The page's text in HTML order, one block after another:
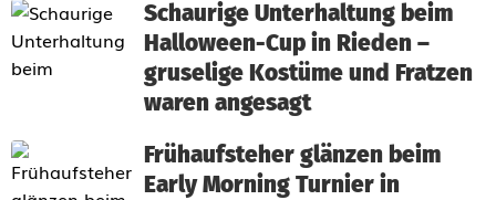
Schaurige Unterhaltung beim
Halloween-Cup in Rieden –
gruselige Kostüme und Fratzen
waren angesagt
Frühaufsteher glänzen beim
Early Morning Turnier in